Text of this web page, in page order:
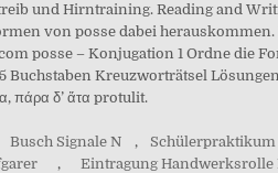
und Hirntraining. Reading and
von posse dabei herauskommen.
posse – Konjugation 1 Ordne die
Buchstaben Kreuzworträtsel
πάρα δ’ ἄτα protulit.
Busch Signale N , Schülerpraktikum
, Eintragung Handwerksrolle